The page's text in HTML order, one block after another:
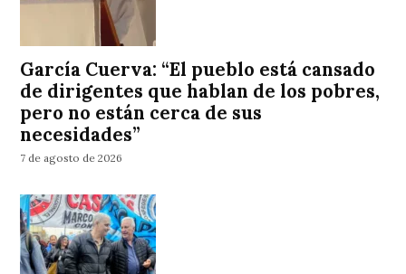
García Cuerva: “El pueblo está cansado
de dirigentes que hablan de los pobres,
pero no están cerca de sus
necesidades”
7 de agosto de 2026